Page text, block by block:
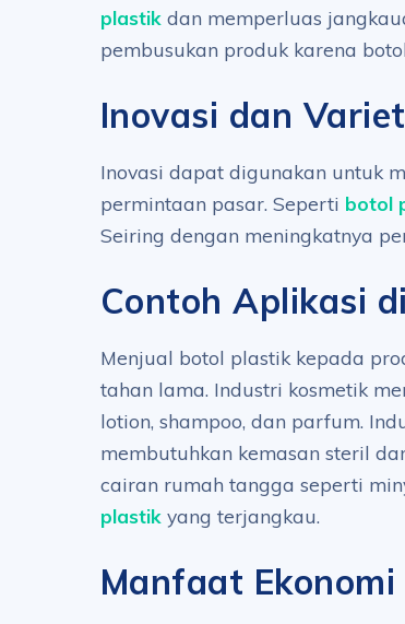
plastik dan memperluas
pembusukan produk karena
Inovasi dan
Inovasi dapat digunakan untuk
permintaan pasar. Seperti botol
Seiring dengan meningkatnya
Contoh Aplikasi
Menjual botol plastik kepada
tahan lama. Industri kosmetik
lotion, shampoo, dan parfum.
membutuhkan kemasan steril
cairan rumah tangga seperti
plastik yang terjangkau.
Manfaat Ekonomi